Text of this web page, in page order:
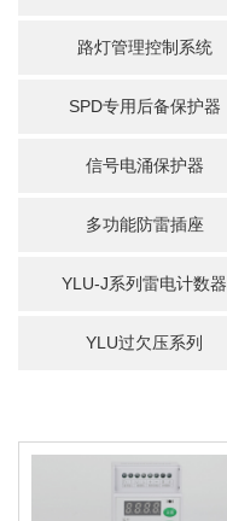
请输入产品关键词
路灯管理控制系统
SPD专用后备保护器
信号电涌保护器
多功能防雷插座
YLU-J系列雷电计数器
YLU过欠压系列